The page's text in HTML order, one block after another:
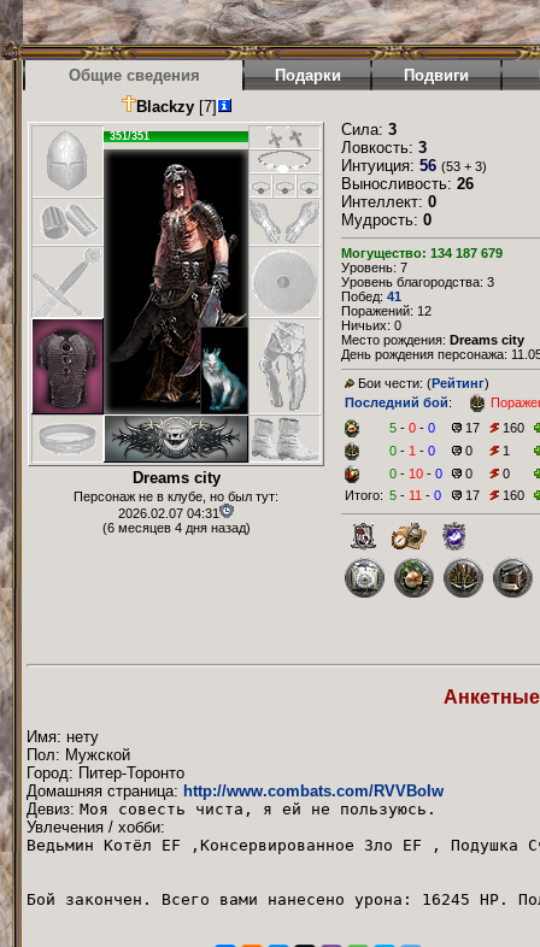
Общие сведения Подарки Подвиги
Blackzy[7]
351/351
Dreams city
Персонаж не в клубе, но был тут:
2026.02.07 04:31
(6 месяцев 4 дня назад)
Сила: 3
Ловкость: 3
Интуиция: 56 (53 + 3)
Выносливость: 26
Интеллект: 0
Мудрость: 0
Могущество: 134 187 679
Уровень: 7
Уровень благородства: 3
Побед: 41
Поражений: 12
Ничьих: 0
Место рождения: Dreams city
День рождения персонажа:
Бои чести: (Рейтинг)
Последний бой:
5 - 0 - 0 17
160
0 - 1 - 0 0
1
0 - 10 - 0 0
0
Итого: 5 - 11 - 0 17 160
Имя: нету
Пол: Мужской
Город: Питер-Торонто
Домашняя страница: http://www.combats.com/RVVBoIw
Девиз: Моя совесть чиста, я ей не пользуюсь.
Увлечения / хобби:
Ведьмин Котёл EF ,Консервированное Зло EF , Подушка
Бой закончен. Всего вами нанесено урона: 16245 HP.